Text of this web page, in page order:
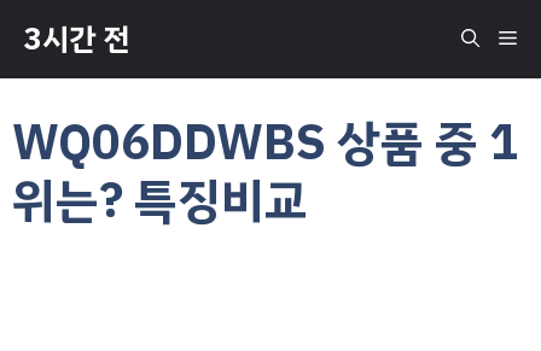
츠
건
뛰
3시간 전 메
WQ06DDWBS 상품 중 1
위는? 특징비교